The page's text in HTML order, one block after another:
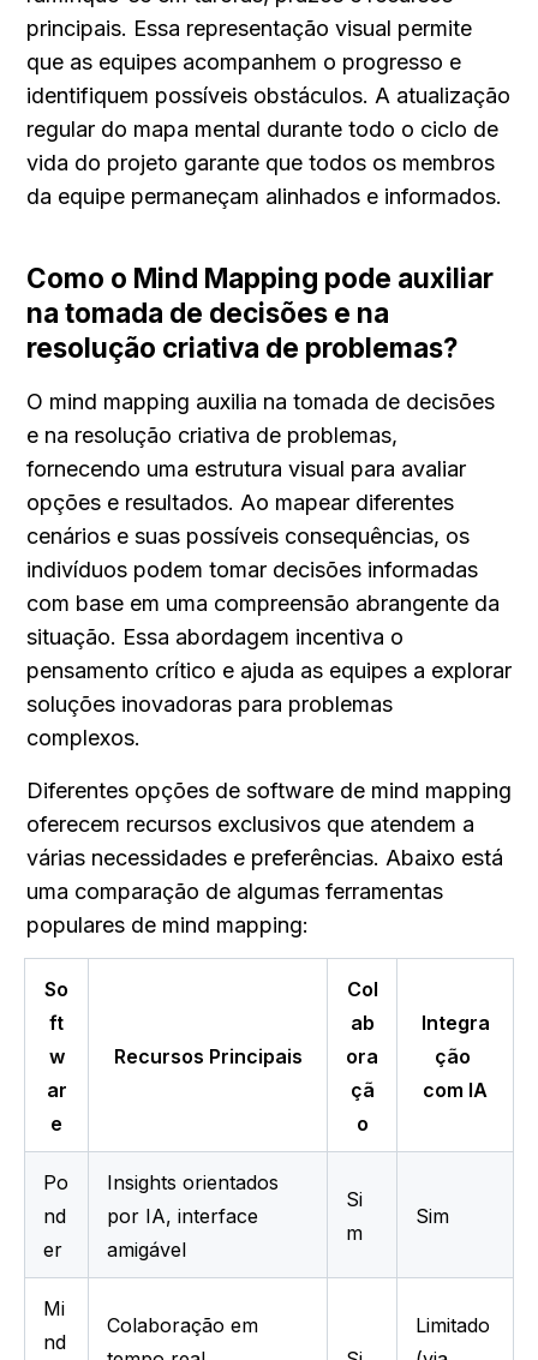
principais. Essa representação visual permite
que as equipes acompanhem o progresso e
identifiquem possíveis obstáculos. A atualização
regular do mapa mental durante todo o ciclo de
vida do projeto garante que todos os membros
da equipe permaneçam alinhados e informados.
Como o Mind Mapping pode auxiliar
na tomada de decisões e na
resolução criativa de problemas?
O mind mapping auxilia na tomada de decisões
e na resolução criativa de problemas,
fornecendo uma estrutura visual para avaliar
opções e resultados. Ao mapear diferentes
cenários e suas possíveis consequências, os
indivíduos podem tomar decisões informadas
com base em uma compreensão abrangente da
situação. Essa abordagem incentiva o
pensamento crítico e ajuda as equipes a explorar
soluções inovadoras para problemas
complexos.
Diferentes opções de software de mind mapping
oferecem recursos exclusivos que atendem a
várias necessidades e preferências. Abaixo está
uma comparação de algumas ferramentas
populares de mind mapping:
So
ft
w
ar
e
Recursos Principais
Col
ab
ora
çã
o
Integra
ção
com IA
Po
nd
er
Insights orientados
por IA, interface
amigável
Si
m
Sim
Mi
nd
Colaboração em
Limitado